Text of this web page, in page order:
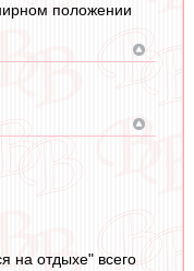
положении
на отдыхе" всего